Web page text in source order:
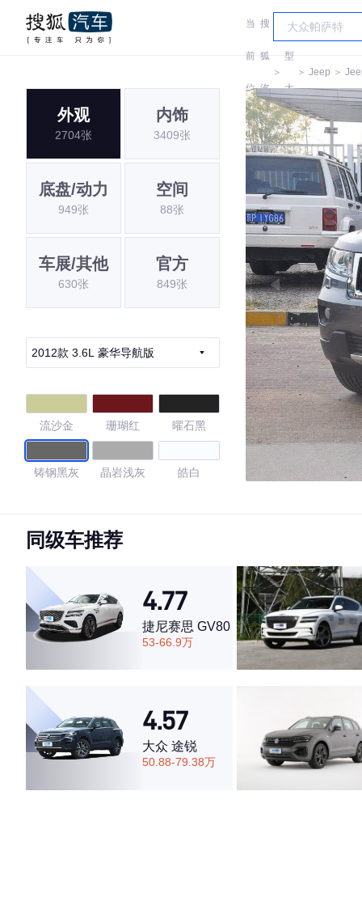
当
前
位
置:
搜
狐
汽
车
＞
车
型
大
全
＞ Jeep ＞
外观
2704张
内饰
3409张
底盘/动力
949张
空间
88张
车展/其他
630张
官方
849张
2012款 3.6L 豪华导航版
流沙金 珊瑚红 曜石黑
铸钢黑灰 晶岩浅灰 皓白
4.72
·外观表现较为优秀，优于74%同级车
·内饰表现一般，低于72%同级车
·空间表现一般，低于68%同级车
同级车推荐
4.77
捷尼赛思 GV80
53-66.9万
4.57
大众 途锐
50.88-79.38万